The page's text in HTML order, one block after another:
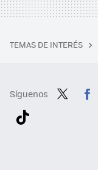
TEMAS DE INTERÉS
Síguenos